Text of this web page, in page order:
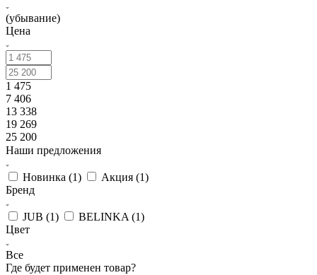
(убывание)
Цена
1 475
7 406
13 338
19 269
25 200
Наши предложения
Новинка (1) Акция (1)
Бренд
JUB (1) BELINKA (1)
Цвет
Все
Где будет применен товар?